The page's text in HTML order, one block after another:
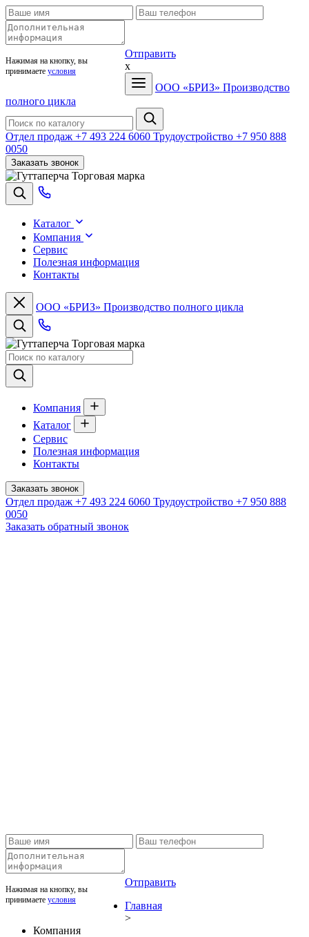
Нажимая на кнопку, вы
принимаете условия
Отправить
x
ООО «БРИЗ» Производство
полного цикла
Отдел продаж +7 493 224 6060 Трудоустройство +7 950 888
0050
Заказать звонок
Торговая марка
Каталог
Компания
Сервис
Полезная информация
Контакты
ООО «БРИЗ» Производство полного цикла
Торговая марка
Компания
Каталог
Сервис
Полезная информация
Контакты
Заказать звонок
Отдел продаж +7 493 224 6060 Трудоустройство +7 950 888
0050
Заказать обратный звонок
Нажимая на кнопку, вы
принимаете условия
Отправить
Главная
>
Компания